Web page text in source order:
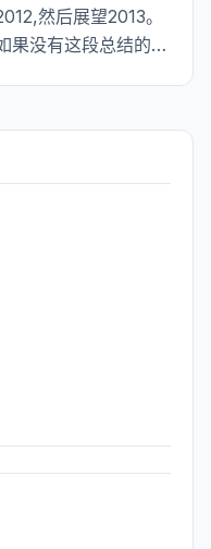
然后展望2013。
果没有这段总结的